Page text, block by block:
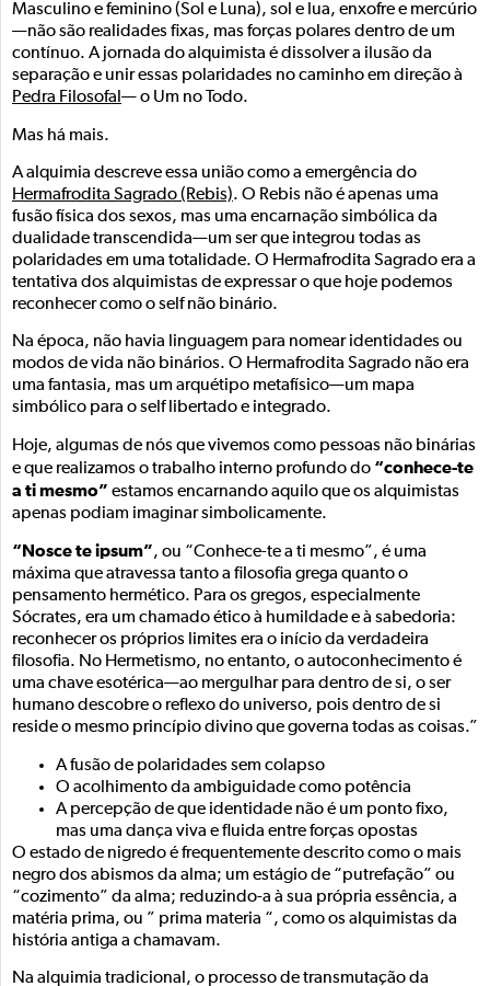
Masculino e feminino (Sol e Luna), sol e lua, enxofre e mercúrio
—não são realidades fixas, mas forças polares dentro de um
contínuo. A jornada do alquimista é dissolver a ilusão da
separação e unir essas polaridades no caminho em direção à
Pedra Filosofal— o Um no Todo.
Mas há mais.
A alquimia descreve essa união como a emergência do
Hermafrodita Sagrado (Rebis). O Rebis não é apenas uma
fusão física dos sexos, mas uma encarnação simbólica da
dualidade transcendida—um ser que integrou todas as
polaridades em uma totalidade. O Hermafrodita Sagrado era a
tentativa dos alquimistas de expressar o que hoje podemos
reconhecer como o self não binário.
Na época, não havia linguagem para nomear identidades ou
modos de vida não binários. O Hermafrodita Sagrado não era
uma fantasia, mas um arquétipo metafísico—um mapa
simbólico para o self libertado e integrado.
Hoje, algumas de nós que vivemos como pessoas não binárias
e que realizamos o trabalho interno profundo do “conhece-te
a ti mesmo” estamos encarnando aquilo que os alquimistas
apenas podiam imaginar simbolicamente.
“Nosce te ipsum”, ou “Conhece-te a ti mesmo”, é uma
máxima que atravessa tanto a filosofia grega quanto o
pensamento hermético. Para os gregos, especialmente
Sócrates, era um chamado ético à humildade e à sabedoria:
reconhecer os próprios limites era o início da verdadeira
filosofia. No Hermetismo, no entanto, o autoconhecimento é
uma chave esotérica—ao mergulhar para dentro de si, o ser
humano descobre o reflexo do universo, pois dentro de si
reside o mesmo princípio divino que governa todas as coisas.”
A fusão de polaridades sem colapso
O acolhimento da ambiguidade como potência
A percepção de que identidade não é um ponto fixo,
mas uma dança viva e fluida entre forças opostas
O estado de nigredo é frequentemente descrito como o mais
negro dos abismos da alma; um estágio de “putrefação” ou
“cozimento” da alma; reduzindo-a à sua própria essência, a
matéria prima, ou ” prima materia “, como os alquimistas da
história antiga a chamavam.
Na alquimia tradicional, o processo de transmutação da